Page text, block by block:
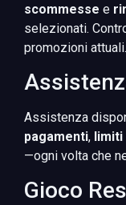
scommesse e
selezionati.
promozioni attuali.
Assistenza
pagamenti, limiti
—ogni volta che
Gioco